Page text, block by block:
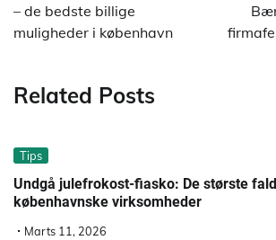
– de bedste billige
muligheder i københavn
Related Posts
Tips
Undgå julefrokost-fiasko: De største
københavnske virksomheder
Marts 11, 2026